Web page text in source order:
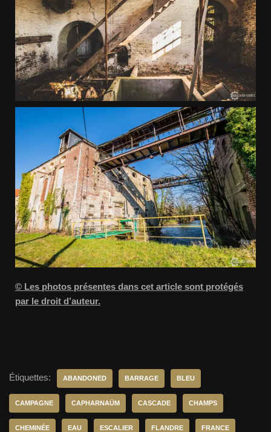
© Les photos présentes dans cet article sont protégés
par le droit d’auteur.
Étiquettes: ABANDONED BARRAGE BLEU
CAMPAGNE CAPHARNAÜM CASCADE CHAMPS
CHEMINÉE EAU ESCALIER FLANDRE FRANCE